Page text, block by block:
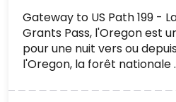
Gateway to US Path 199 -
Grants Pass, l'Oregon est
pour une nuit vers ou
l'Oregon, la forêt nationale